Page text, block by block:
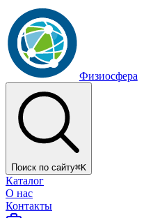
Физиосфера
Поиск по сайту⌘K
Каталог
О нас
Контакты